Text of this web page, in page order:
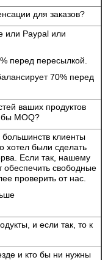
для заказов?
или Paypal или
перед пересылкой.
70% перед
ваших продуктов
MOQ?
клиенты
хотел были сделать
Если так, нашему
обеспечить свободные
проверить от нас.
и если так, то к
и кто бы ни нужны